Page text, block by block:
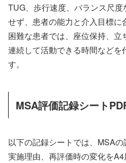
TUG、歩行速度、バランス尺
せず、患者の能力と介入目標
困難な患者では、座位保持、立
連続して活動できる時間などを
す。
MSA評価記録シート
以下の記録シートでは、MSA
実施理由、再評価時の変化を